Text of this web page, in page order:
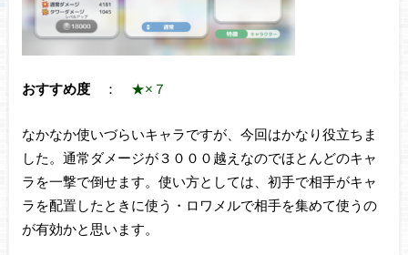
おすすめ度： ★×７
なかなか使いづらいキャラですが、今回はかなり役立ちま
した。通常ダメージが３０００越えなのでほとんどのキャ
ラを一撃で倒せます。使い方としては、初手で相手がキャ
ラを配置したときに使う・ロワメルで相手を集めて使うの
が有効かと思います。